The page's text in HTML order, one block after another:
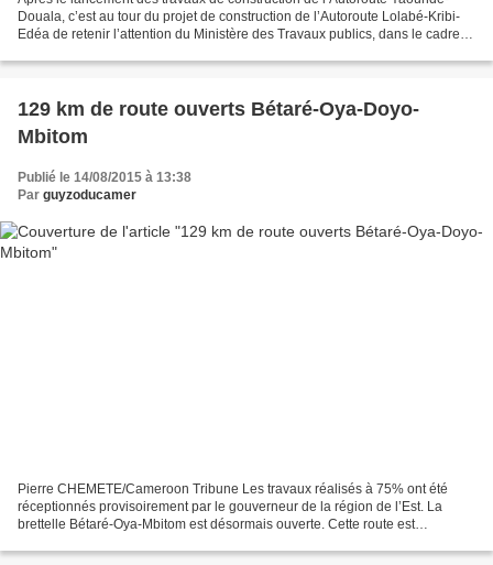
Douala, c’est au tour du projet de construction de l’Autoroute Lolabé-Kribi-
Edéa de retenir l’attention du Ministère des Travaux publics, dans le cadre
129 km de route ouverts Bétaré-Oya-Doyo-
Mbitom
Publié le 14/08/2015 à 13:38
Par guyzoducamer
Pierre CHEMETE/Cameroon Tribune Les travaux réalisés à 75% ont été
réceptionnés provisoirement par le gouverneur de la région de l’Est. La
brettelle Bétaré-Oya-Mbitom est désormais ouverte. Cette route est